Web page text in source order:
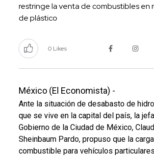
restringe la venta de combustibles en
de plástico
0 Likes
México (El Economista) -
Ante la situación de desabasto de
que se vive en la capital del país, la
Gobierno de la Ciudad de México,
Sheinbaum Pardo, propuso que la
combustible para vehículos